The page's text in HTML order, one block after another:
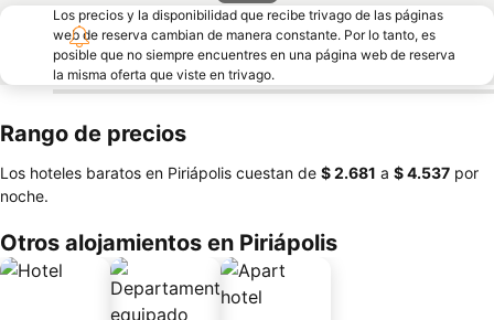
Los precios y la disponibilidad que recibe trivago de las páginas
web de reserva cambian de manera constante. Por lo tanto, es
posible que no siempre encuentres en una página web de reserva
la misma oferta que viste en trivago.
Rango de precios
Los hoteles baratos en Piriápolis cuestan de ‎$ 2.681 a ‎$ 4.537 por
noche.
Otros alojamientos en Piriápolis